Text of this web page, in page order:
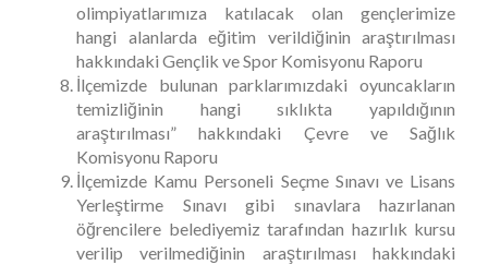
olimpiyatlarımıza katılacak olan gençlerimize
hangi alanlarda eğitim verildiğinin araştırılması
hakkındaki Gençlik ve Spor Komisyonu Raporu
İlçemizde bulunan parklarımızdaki oyuncakların
temizliğinin hangi sıklıkta yapıldığının
araştırılması” hakkındaki Çevre ve Sağlık
Komisyonu Raporu
İlçemizde Kamu Personeli Seçme Sınavı ve Lisans
Yerleştirme Sınavı gibi sınavlara hazırlanan
öğrencilere belediyemiz tarafından hazırlık kursu
verilip verilmediğinin araştırılması hakkındaki